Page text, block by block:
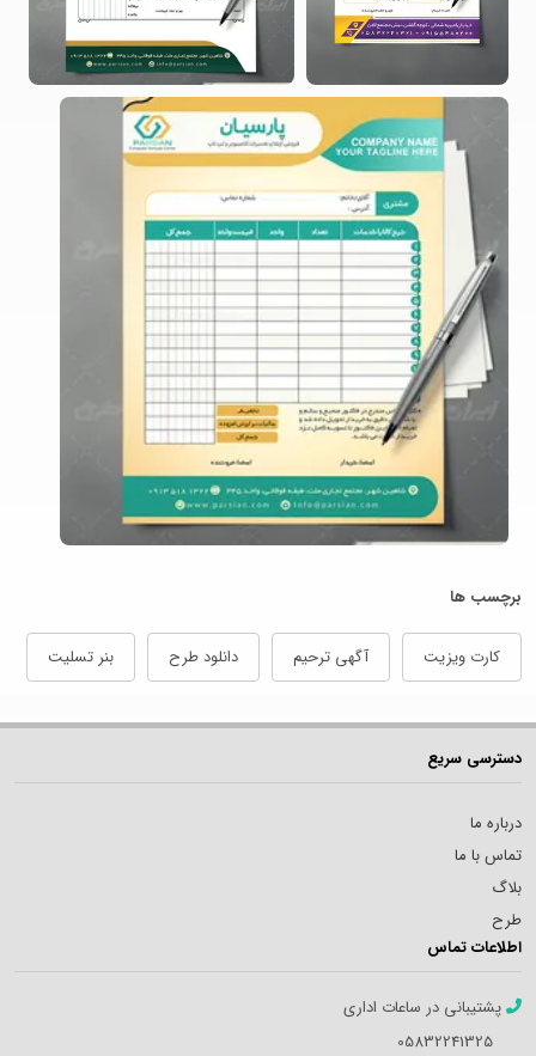
برچسب ها
کارت ویزیت آگهی ترحیم دانلود طرح بنر تسلیت
دسترسی سریع
درباره ما
تماس با ما
بلاگ
طرح
اطلاعات تماس
پشتیبانی در ساعات اداری
05832241325